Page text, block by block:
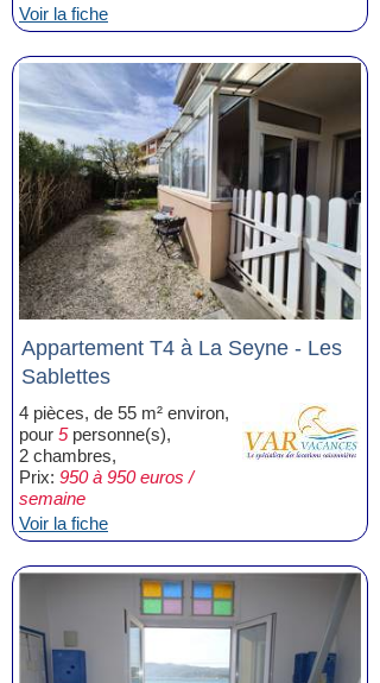
Voir la fiche
Appartement T4 à La Seyne - Les
Sablettes
4 pièces, de 55 m² environ,
pour 5personne(s),
2 chambres,
Prix: 950 à 950 euros /
semaine
Voir la fiche